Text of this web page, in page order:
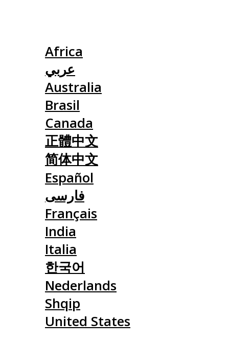
Africa
عربي
Australia
Brasil
Canada
正體中文
简体中文
Español
فارسی
Français
India
Italia
한국어
Nederlands
Shqip
United States